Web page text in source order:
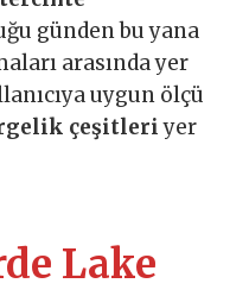
günden bu yana
arasında yer
uygun ölçü
çeşitleriyer
Lake